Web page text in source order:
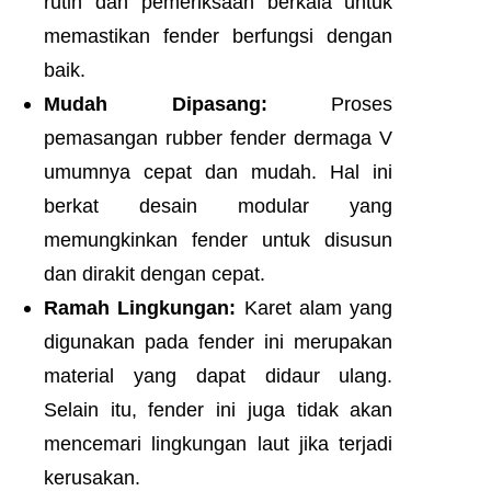
memastikan fender berfungsi dengan
baik.
Mudah Dipasang: Proses
pemasangan rubber fender dermaga V
umumnya cepat dan mudah. Hal ini
berkat desain modular yang
memungkinkan fender untuk disusun
dan dirakit dengan cepat.
Ramah Lingkungan: Karet alam yang
digunakan pada fender ini merupakan
material yang dapat didaur ulang.
Selain itu, fender ini juga tidak akan
mencemari lingkungan laut jika terjadi
kerusakan.